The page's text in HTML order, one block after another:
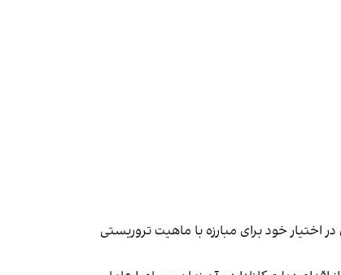
اختیار خود برای مبارزه با ماهیت تروریستی